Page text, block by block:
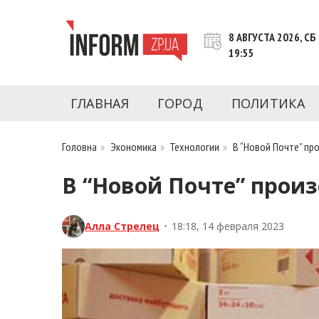
INFORM.ZP.UA – это информационный
последние новости Запорожья и
8 АВГУСТА 2026, СБ
19:55
ГЛАВНАЯ ГОРОД ПОЛИТИКА
Головна » Экономика » Технологии » В “Новой Почте”
В “Новой Почте”
Алла Стрелец • 18:18, 14 февраля 2023